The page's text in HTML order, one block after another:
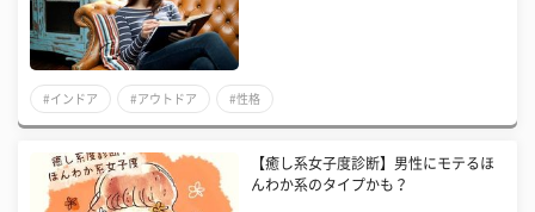
#インドア #アウトドア #性格
【癒し系女子度診断】男性にモテるほ
んわか系のタイプかも？